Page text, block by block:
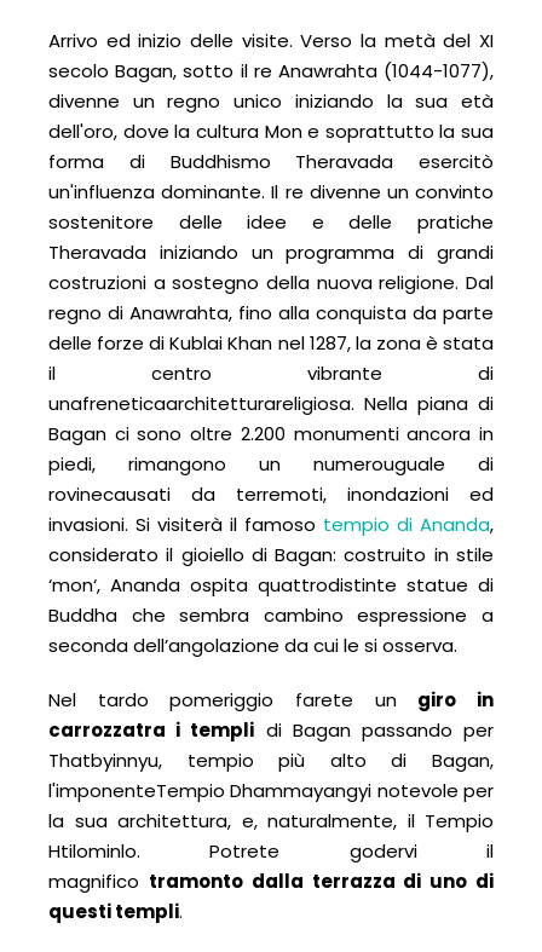
Arrivo ed inizio delle visite. Verso la metà del XI
secolo Bagan, sotto il re Anawrahta (1044-1077),
divenne un regno unico iniziando la sua età
dell'oro, dove la cultura Mon e soprattutto la sua
forma di Buddhismo Theravada esercitò
un'influenza dominante. Il re divenne un convinto
sostenitore delle idee e delle pratiche
Theravada iniziando un programma di grandi
costruzioni a sostegno della nuova religione. Dal
regno di Anawrahta, fino alla conquista da parte
delle forze di Kublai Khan nel 1287, la zona è stata
il centro vibrante di
unafreneticaarchitetturareligiosa. Nella piana di
Bagan ci sono oltre 2.200 monumenti ancora in
piedi, rimangono un numerouguale di
rovinecausati da terremoti, inondazioni ed
invasioni. Si visiterà il famoso tempio di Ananda,
considerato il gioiello di Bagan: costruito in stile
‘mon‘, Ananda ospita quattrodistinte statue di
Buddha che sembra cambino espressione a
seconda dell’angolazione da cui le si osserva.
Nel tardo pomeriggio farete un giro in
carrozzatra i templi di Bagan passando per
Thatbyinnyu, tempio più alto di Bagan,
l'imponenteTempio Dhammayangyi notevole per
la sua architettura, e, naturalmente, il Tempio
Htilominlo. Potrete godervi il
magnifico tramonto dalla terrazza di uno di
questi templi.